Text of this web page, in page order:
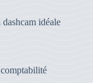
idéale